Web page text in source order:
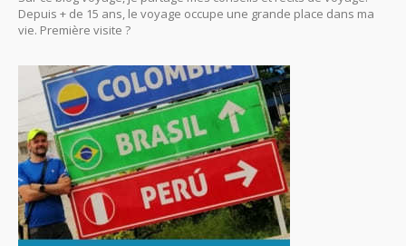
Depuis + de 15 ans, le voyage occupe une grande place dans ma
vie. Première visite ?